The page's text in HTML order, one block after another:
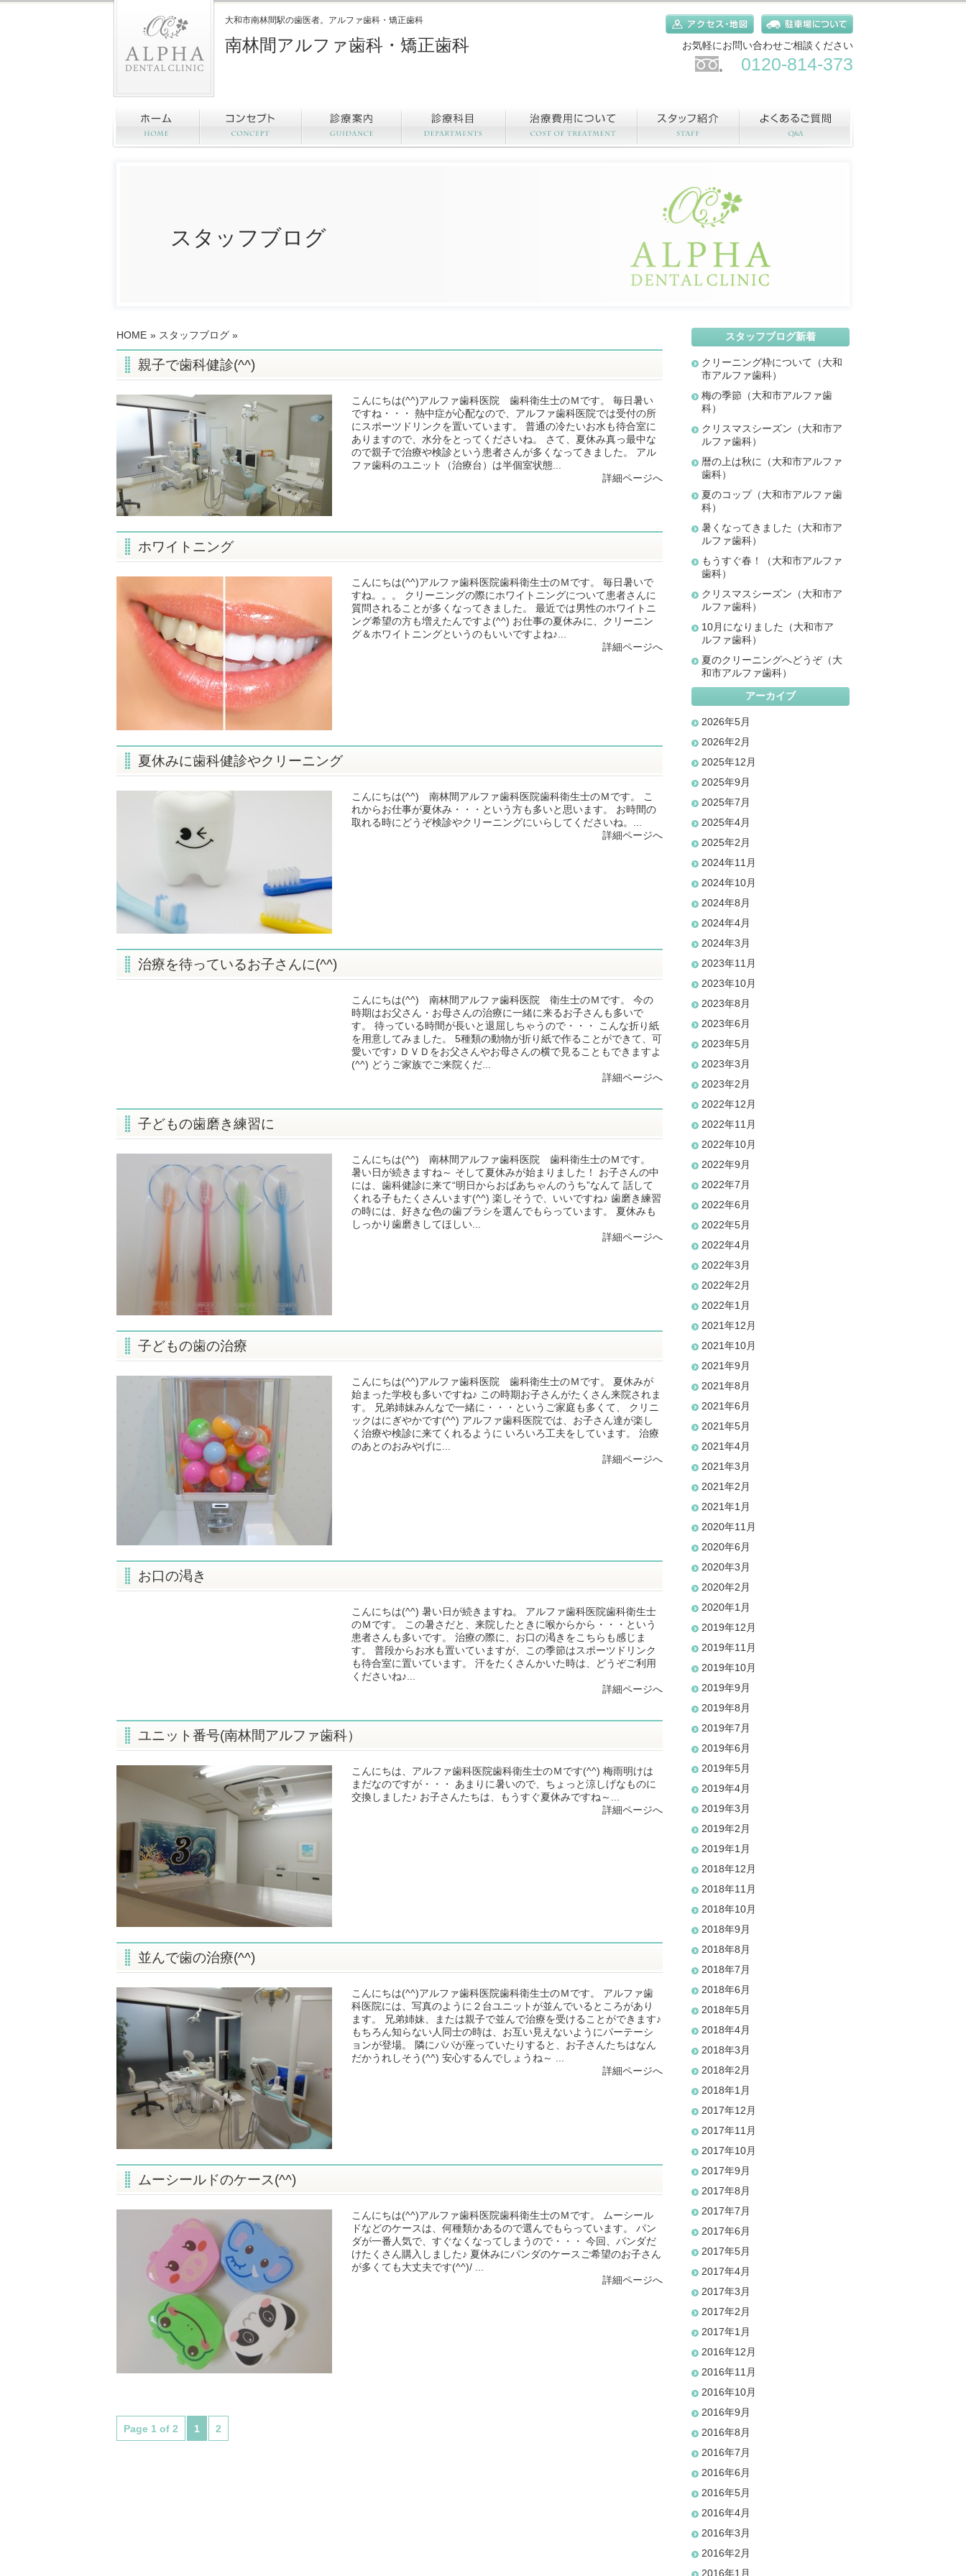
大和市南林間駅の歯医者。アルファ歯科・矯正歯科
南林間アルファ歯科・矯正歯科 お気軽にお問い合わせご相談ください
0120-814-373
スタッフブログ
HOME » スタッフブログ »
親子で歯科健診(^^)
こんにちは(^^)アルファ歯科医院 歯科衛生士のＭです。 毎日暑い
ですね・・・ 熱中症が心配なので、アルファ歯科医院では受付の所
にスポーツドリンクを置いています。 普通の冷たいお水も待合室に
ありますので、水分をとってくださいね。 さて、夏休み真っ最中な
ので親子で治療や検診という患者さんが多くなってきました。 アル
ファ歯科のユニット（治療台）は半個室状態...
詳細ページへ
ホワイトニング
こんにちは(^^)アルファ歯科医院歯科衛生士のＭです。 毎日暑いで
すね。。。 クリーニングの際にホワイトニングについて患者さんに
質問されることが多くなってきました。 最近では男性のホワイトニ
ング希望の方も増えたんですよ(^^) お仕事の夏休みに、クリーニン
グ＆ホワイトニングというのもいいですよね♪...
詳細ページへ
夏休みに歯科健診やクリーニング
こんにちは(^^) 南林間アルファ歯科医院歯科衛生士のＭです。 こ
れからお仕事が夏休み・・・という方も多いと思います。 お時間の
取れる時にどうぞ検診やクリーニングにいらしてくださいね。...
詳細ページへ
治療を待っているお子さんに(^^)
こんにちは(^^) 南林間アルファ歯科医院 衛生士のＭです。 今の
時期はお父さん・お母さんの治療に一緒に来るお子さんも多いで
す。 待っている時間が長いと退屈しちゃうので・・・ こんな折り紙
を用意してみました。 5種類の動物が折り紙で作ることができて、可
愛いです♪ ＤＶＤをお父さんやお母さんの横で見ることもできますよ
(^^) どうご家族でご来院くだ...
詳細ページへ
子どもの歯磨き練習に
こんにちは(^^) 南林間アルファ歯科医院 歯科衛生士のＭです。
暑い日が続きますね～ そして夏休みが始まりました！ お子さんの中
には、歯科健診に来て“明日からおばあちゃんのうち”なんて 話して
くれる子もたくさんいます(^^) 楽しそうで、いいですね♪ 歯磨き練習
の時には、好きな色の歯ブラシを選んでもらっています。 夏休みも
しっかり歯磨きしてほしい...
詳細ページへ
子どもの歯の治療
こんにちは(^^)アルファ歯科医院 歯科衛生士のＭです。 夏休みが
始まった学校も多いですね♪ この時期お子さんがたくさん来院されま
す。 兄弟姉妹みんなで一緒に・・・というご家庭も多くて、 クリニ
ックはにぎやかです(^^) アルファ歯科医院では、お子さん達が楽し
く治療や検診に来てくれるように いろいろ工夫をしています。 治療
のあとのおみやげに...
詳細ページへ
お口の渇き
こんにちは(^^) 暑い日が続きますね。 アルファ歯科医院歯科衛生士
のＭです。 この暑さだと、来院したときに喉からから・・・という
患者さんも多いです。 治療の際に、お口の渇きをこちらも感じま
す。 普段からお水も置いていますが、この季節はスポーツドリンク
も待合室に置いています。 汗をたくさんかいた時は、どうぞご利用
くださいね♪...
詳細ページへ
ユニット番号(南林間アルファ歯科）
こんにちは、アルファ歯科医院歯科衛生士のＭです(^^) 梅雨明けは
まだなのですが・・・ あまりに暑いので、ちょっと涼しげなものに
交換しました♪ お子さんたちは、もうすぐ夏休みですね～...
詳細ページへ
並んで歯の治療(^^)
こんにちは(^^)アルファ歯科医院歯科衛生士のＭです。 アルファ歯
科医院には、写真のように２台ユニットが並んでいるところがあり
ます。 兄弟姉妹、または親子で並んで治療を受けることができます♪
もちろん知らない人同士の時は、お互い見えないようにパーテーシ
ョンが登場。 隣にパパが座っていたりすると、お子さんたちはなん
だかうれしそう(^^) 安心するんでしょうね～ ...
詳細ページへ
ムーシールドのケース(^^)
こんにちは(^^)アルファ歯科医院歯科衛生士のＭです。 ムーシール
ドなどのケースは、何種類かあるので選んでもらっています。 パン
ダが一番人気で、すぐなくなってしまうので・・・ 今回、パンダだ
けたくさん購入しました♪ 夏休みにパンダのケースご希望のお子さん
が多くても大丈夫です(^^)/ ...
詳細ページへ
Page 1 of 2 1 2
スタッフブログ新着
クリーニング枠について（大和
市アルファ歯科）
梅の季節（大和市アルファ歯
科）
クリスマスシーズン（大和市ア
ルファ歯科）
暦の上は秋に（大和市アルファ
歯科）
夏のコップ（大和市アルファ歯
科）
暑くなってきました（大和市ア
ルファ歯科）
もうすぐ春！（大和市アルファ
歯科）
クリスマスシーズン（大和市ア
ルファ歯科）
10月になりました（大和市ア
ルファ歯科）
夏のクリーニングへどうぞ（大
和市アルファ歯科）
アーカイブ
2026年5月
2026年2月
2025年12月
2025年9月
2025年7月
2025年4月
2025年2月
2024年11月
2024年10月
2024年8月
2024年4月
2024年3月
2023年11月
2023年10月
2023年8月
2023年6月
2023年5月
2023年3月
2023年2月
2022年12月
2022年11月
2022年10月
2022年9月
2022年7月
2022年6月
2022年5月
2022年4月
2022年3月
2022年2月
2022年1月
2021年12月
2021年10月
2021年9月
2021年8月
2021年6月
2021年5月
2021年4月
2021年3月
2021年2月
2021年1月
2020年11月
2020年6月
2020年3月
2020年2月
2020年1月
2019年12月
2019年11月
2019年10月
2019年9月
2019年8月
2019年7月
2019年6月
2019年5月
2019年4月
2019年3月
2019年2月
2019年1月
2018年12月
2018年11月
2018年10月
2018年9月
2018年8月
2018年7月
2018年6月
2018年5月
2018年4月
2018年3月
2018年2月
2018年1月
2017年12月
2017年11月
2017年10月
2017年9月
2017年8月
2017年7月
2017年6月
2017年5月
2017年4月
2017年3月
2017年2月
2017年1月
2016年12月
2016年11月
2016年10月
2016年9月
2016年8月
2016年7月
2016年6月
2016年5月
2016年4月
2016年3月
2016年2月
2016年1月